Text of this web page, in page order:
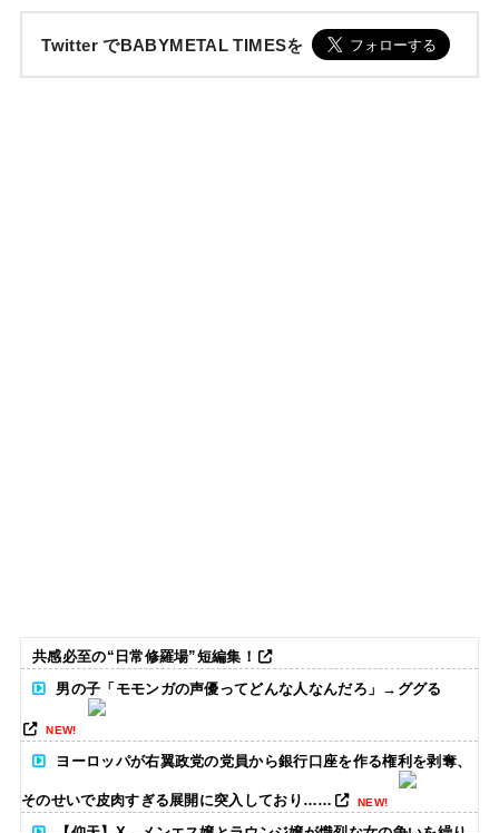
Twitter でBABYMETAL TIMESを
共感必至の“日常修羅場”短編集！
男の子「モモンガの声優ってどんな人なんだろ」→ググる
NEW!
ヨーロッパが右翼政党の党員から銀行口座を作る権利を剥奪、
そのせいで皮肉すぎる展開に突入しており…… NEW!